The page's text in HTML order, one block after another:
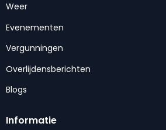
Weer
Evenementen
Vergunningen
Overlijdensberichten
Blogs
Informatie